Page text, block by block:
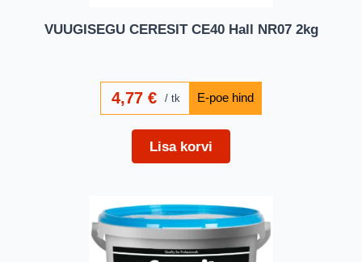
VUUGISEGU CERESIT CE40 Hall NR07 2kg
4,77€ tk
Lisa korvi